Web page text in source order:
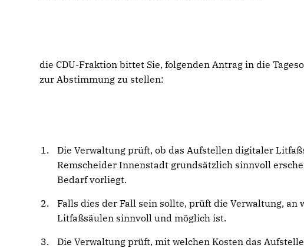
die CDU-Fraktion bittet Sie, folgenden Antrag in die
zur Abstimmung zu stellen:
Die Verwaltung prüft, ob das Aufstellen digitaler
Remscheider Innenstadt grundsätzlich sinnvoll
Bedarf vorliegt.
Falls dies der Fall sein sollte, prüft die Verwaltung,
Litfaßsäulen sinnvoll und möglich ist.
Die Verwaltung prüft, mit welchen Kosten das